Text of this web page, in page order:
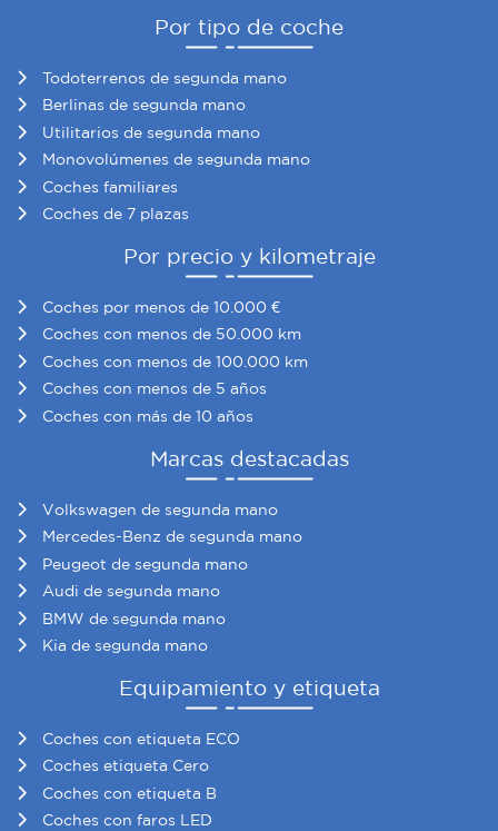
Por tipo de coche
Todoterrenos de segunda mano
Berlinas de segunda mano
Utilitarios de segunda mano
Monovolúmenes de segunda mano
Coches familiares
Coches de 7 plazas
Por precio y kilometraje
Coches por menos de 10.000 €
Coches con menos de 50.000 km
Coches con menos de 100.000 km
Coches con menos de 5 años
Coches con más de 10 años
Marcas destacadas
Volkswagen de segunda mano
Mercedes-Benz de segunda mano
Peugeot de segunda mano
Audi de segunda mano
BMW de segunda mano
Kia de segunda mano
Equipamiento y etiqueta
Coches con etiqueta ECO
Coches etiqueta Cero
Coches con etiqueta B
Coches con faros LED